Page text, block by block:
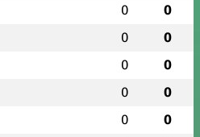
0 0
0 0
0 0
0 0
0 0